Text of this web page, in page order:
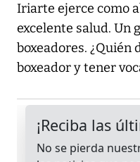
Iriarte ejerce como
excelente salud. Un
boxeadores. ¿Quién
boxeador y tener